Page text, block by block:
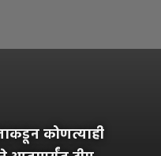
कोणत्याही